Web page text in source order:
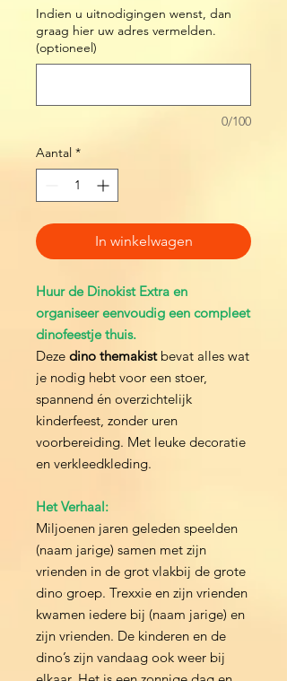
Indien u uitnodigingen wenst, dan
graag hier uw adres vermelden.
(optioneel)
0/100
Aantal *
In winkelwagen
Huur de Dinokist Extra en
organiseer eenvoudig een compleet
dinofeestje thuis.
Deze dino themakistbevat alles wat
je nodig hebt voor een stoer,
spannend én overzichtelijk
kinderfeest, zonder uren
voorbereiding. Met leuke decoratie
en verkleedkleding.
Het Verhaal:
Miljoenen jaren geleden speelden
(naam jarige) samen met zijn
vrienden in de grot vlakbij de grote
dino groep. Trexxie en zijn vrienden
kwamen iedere bij (naam jarige) en
zijn vrienden. De kinderen en de
dino’s zijn vandaag ook weer bij